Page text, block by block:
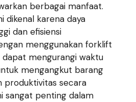
berbagai manfaat.
dikenal karena daya
dan efisiensi
menggunakan forklift
dapat mengurangi waktu
mengangkut barang
produktivitas secara
sangat penting dalam